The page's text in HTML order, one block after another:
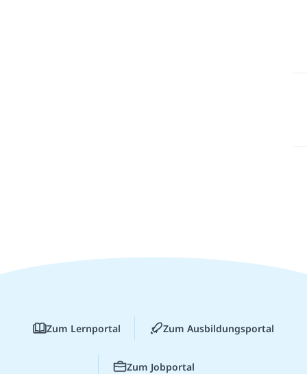
Zum Lernportal Zum Ausbildungsportal
Zum Jobportal